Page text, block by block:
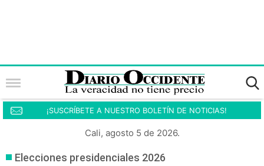
¡SUSCRÍBETE A NUESTRO BOLETÍN DE NOTICIAS!
Cali, agosto 5 de 2026.
Elecciones presidenciales 2026